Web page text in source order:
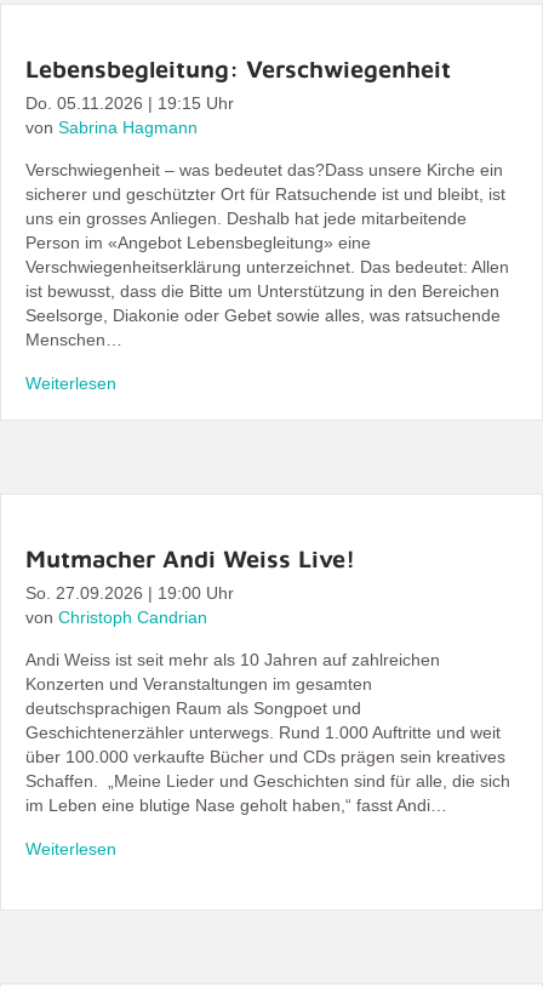
Lebensbegleitung: Verschwiegenheit
Do. 05.11.2026 | 19:15 Uhr
von Sabrina Hagmann
Verschwiegenheit – was bedeutet das?Dass unsere Kirche ein
sicherer und geschützter Ort für Ratsuchende ist und bleibt, ist
uns ein grosses Anliegen. Deshalb hat jede mitarbeitende
Person im «Angebot Lebensbegleitung» eine
Verschwiegenheitserklärung unterzeichnet. Das bedeutet: Allen
ist bewusst, dass die Bitte um Unterstützung in den Bereichen
Seelsorge, Diakonie oder Gebet sowie alles, was ratsuchende
Menschen…
Weiterlesen
Mutmacher Andi Weiss Live!
So. 27.09.2026 | 19:00 Uhr
von Christoph Candrian
Andi Weiss ist seit mehr als 10 Jahren auf zahlreichen
Konzerten und Veranstaltungen im gesamten
deutschsprachigen Raum als Songpoet und
Geschichtenerzähler unterwegs. Rund 1.000 Auftritte und weit
über 100.000 verkaufte Bücher und CDs prägen sein kreatives
Schaffen. „Meine Lieder und Geschichten sind für alle, die sich
im Leben eine blutige Nase geholt haben,“ fasst Andi…
Weiterlesen